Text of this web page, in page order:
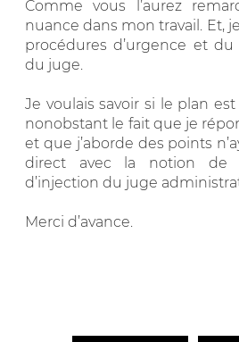
Comme vous l’aurez
nuance dans mon travail. Et,
procédures d’urgence et du
du juge.
Je voulais savoir si le plan
nonobstant le fait que je
et que j’aborde des points
direct avec la notion de
d’injection du juge
Merci d’avance.